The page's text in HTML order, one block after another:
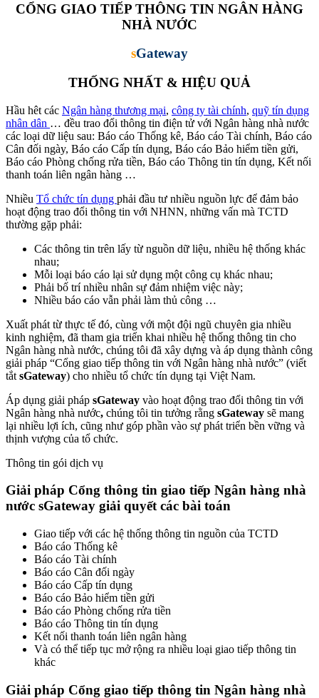
CỔNG GIAO TIẾP THÔNG TIN NGÂN HÀNG
NHÀ NƯỚC
sGateway
THỐNG NHẤT & HIỆU QUẢ
Hầu hêt các Ngân hàng thương mại, công ty tài chính, quỹ tín dụng
nhân dân … đều trao đổi thông tin điện tử với Ngân hàng nhà nước
các loại dữ liệu sau: Báo cáo Thống kê, Báo cáo Tài chính, Báo cáo
Cân đối ngày, Báo cáo Cấp tín dụng, Báo cáo Bảo hiểm tiền gửi,
Báo cáo Phòng chống rửa tiền, Báo cáo Thông tin tín dụng, Kết nối
thanh toán liên ngân hàng …
Nhiều Tổ chức tín dụng phải đầu tư nhiều nguồn lực để đảm bảo
hoạt động trao đổi thông tin với NHNN, những vấn mà TCTD
thường gặp phải:
Các thông tin trên lấy từ nguồn dữ liệu, nhiều hệ thống khác
nhau;
Mỗi loại báo cáo lại sử dụng một công cụ khác nhau;
Phải bố trí nhiều nhân sự đảm nhiệm việc này;
Nhiều báo cáo vẫn phải làm thủ công …
Xuất phát từ thực tế đó, cùng với một đội ngũ chuyên gia nhiều
kinh nghiệm, đã tham gia triển khai nhiều hệ thống thông tin cho
Ngân hàng nhà nước, chúng tôi đã xây dựng và áp dụng thành công
giải pháp “Cổng giao tiếp thông tin với Ngân hàng nhà nước” (viết
tắt sGateway) cho nhiều tổ chức tín dụng tại Việt Nam.
Áp dụng giải pháp sGateway vào hoạt động trao đổi thông tin với
Ngân hàng nhà nước, chúng tôi tin tưởng rằng sGateway sẽ mang
lại nhiều lợi ích, cũng như góp phần vào sự phát triển bền vững và
thịnh vượng của tổ chức.
Thông tin gói dịch vụ
Giải pháp Cổng thông tin giao tiếp Ngân hàng nhà
nước sGateway giải quyết các bài toán
Giao tiếp với các hệ thống thông tin nguồn của TCTD
Báo cáo Thống kê
Báo cáo Tài chính
Báo cáo Cân đối ngày
Báo cáo Cấp tín dụng
Báo cáo Bảo hiểm tiền gửi
Báo cáo Phòng chống rửa tiền
Báo cáo Thông tin tín dụng
Kết nối thanh toán liên ngân hàng
Và có thể tiếp tục mở rộng ra nhiều loại giao tiếp thông tin
khác
Giải pháp Cổng giao tiếp thông tin Ngân hàng nhà